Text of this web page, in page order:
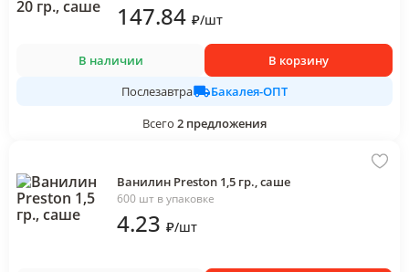
147.84 ₽/шт
В наличии
В корзину
Послезавтра
Бакалея-ОПТ
Всего 2 предложения
Ванилин Preston 1,5 гр., саше
600 шт в упаковке
4.23 ₽/шт